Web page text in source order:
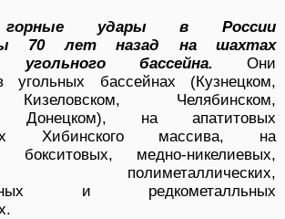
горные удары в России
70 лет назад на шахтах
угольного бассейна. Они
угольных бассейнах (Кузнецком,
Челябинском,
Донецком), на апатитовых
Хибинского массива, на
бокситовых, медно-никелиевых,
полиметаллических,
и редкометалльных